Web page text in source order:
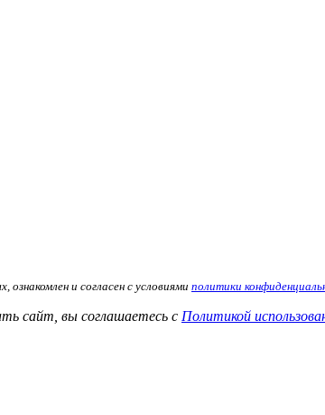
и согласен с условиями политики
сайт, вы соглашаетесь с Политикой